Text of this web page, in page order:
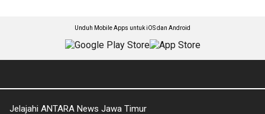
Unduh Mobile Apps untuk iOS dan Android
Jelajahi ANTARA News Jawa Timur